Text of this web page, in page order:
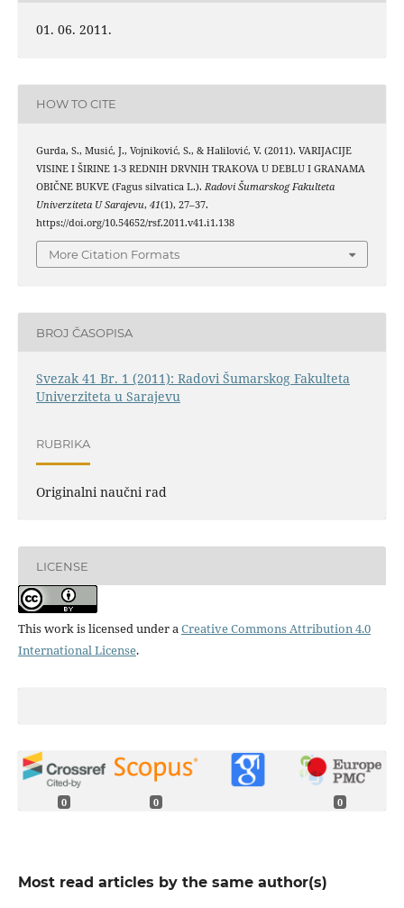
01. 06. 2011.
HOW TO CITE
Gurda, S., Musić, J., Vojniković, S., & Halilović, V. (2011). VARIJACIJE
VISINE I ŠIRINE 1-3 REDNIH DRVNIH TRAKOVA U DEBLU I GRANAMA
OBIČNE BUKVE (Fagus silvatica L.). Radovi Šumarskog Fakulteta
Univerziteta U Sarajevu, 41(1), 27–37.
https://doi.org/10.54652/rsf.2011.v41.i1.138
More Citation Formats
BROJ ČASOPISA
Svezak 41 Br. 1 (2011): Radovi Šumarskog Fakulteta
Univerziteta u Sarajevu
RUBRIKA
Originalni naučni rad
LICENSE
This work is licensed under aCreative Commons Attribution 4.0
International License.
0 0 0
Most read articles by the same author(s)